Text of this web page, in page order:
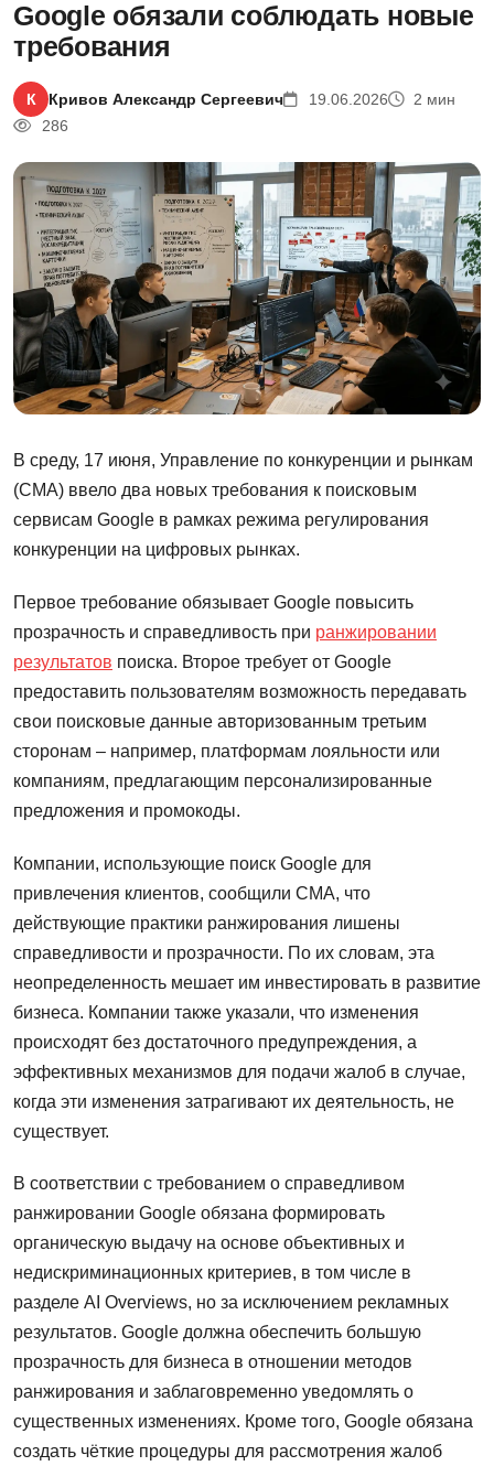
Google обязали соблюдать новые
требования
К Кривов Александр Сергеевич 19.06.2026
2 мин
286
В среду, 17 июня, Управление по конкуренции и рынкам
(CMA) ввело два новых требования к поисковым
сервисам Google в рамках режима регулирования
конкуренции на цифровых рынках.
Первое требование обязывает Google повысить
прозрачность и справедливость при ранжировании
результатов поиска. Второе требует от Google
предоставить пользователям возможность передавать
свои поисковые данные авторизованным третьим
сторонам – например, платформам лояльности или
компаниям, предлагающим персонализированные
предложения и промокоды.
Компании, использующие поиск Google для
привлечения клиентов, сообщили CMA, что
действующие практики ранжирования лишены
справедливости и прозрачности. По их словам, эта
неопределенность мешает им инвестировать в развитие
бизнеса. Компании также указали, что изменения
происходят без достаточного предупреждения, а
эффективных механизмов для подачи жалоб в случае,
когда эти изменения затрагивают их деятельность, не
существует.
В соответствии с требованием о справедливом
ранжировании Google обязана формировать
органическую выдачу на основе объективных и
недискриминационных критериев, в том числе в
разделе AI Overviews, но за исключением рекламных
результатов. Google должна обеспечить большую
прозрачность для бизнеса в отношении методов
ранжирования и заблаговременно уведомлять о
существенных изменениях. Кроме того, Google обязана
создать чёткие процедуры для рассмотрения жалоб